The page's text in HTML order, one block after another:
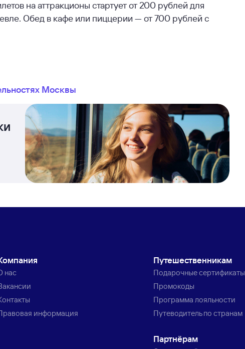
на аттракционы стартует от 200 рублей для
Обед в кафе или пиццерии — от 700 рублей с
Москвы
нас
информация
Путешественникам
Подарочные сертификаты
Промокоды
Программа лояльности
Путеводитель по странам
Партнёрам